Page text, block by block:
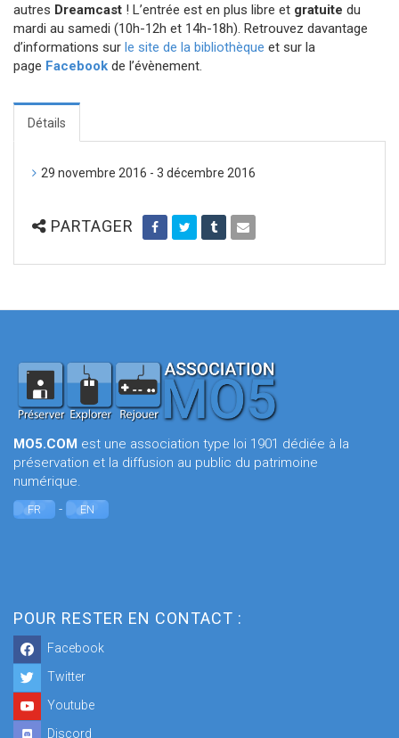
autres Dreamcast ! L’entrée est en plus libre et gratuite du
mardi au samedi (10h-12h et 14h-18h). Retrouvez davantage
d’informations sur le site de la bibliothèque et sur la
page Facebook de l’évènement.
Détails
29 novembre 2016 - 3 décembre 2016
PARTAGER
MO5.COM est une association type loi 1901 dédiée à la
préservation et la diffusion au public du patrimoine
numérique.
FR - EN
POUR RESTER EN CONTACT :
Facebook
Twitter
Youtube
Discord